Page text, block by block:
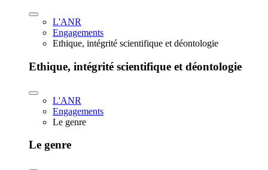
L'ANR
Engagements
Ethique, intégrité scientifique et déontologie
Ethique, intégrité scientifique et déontologie
L'ANR
Engagements
Le genre
Le genre